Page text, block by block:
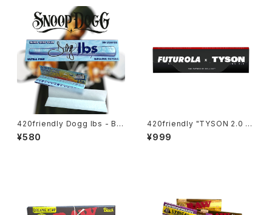
420friendly Dogg lbs - Blu
e Paisley Rolling Papers /
King Size Slim・50枚入
¥580
420friendly "TYSON 2.0 X
FUTUROLA" Unbleached R
olling Papers + Tips （キン
¥999